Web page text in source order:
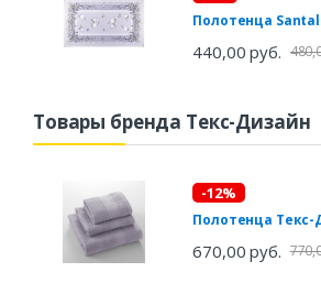
Полотенца
440,00 руб.
Товары бренда Текс-Дизайн
-12%
Полотенца Текс-
670,00 руб.